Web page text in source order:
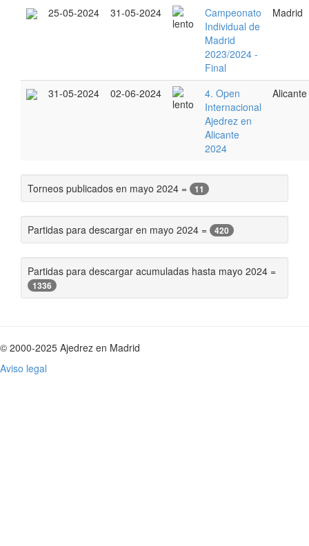
25-05-2024 31-05-2024
Campeonato
Individual de
Madrid
2023/2024 -
Final
Madrid
31-05-2024 02-06-2024
4. Open
Internacional
Ajedrez en
Alicante
2024
Alicante
Torneos publicados en mayo 2024 = 11
Partidas para descargar en mayo 2024 = 420
Partidas para descargar acumuladas hasta mayo 2024 =
1336
© 2000-2025 Ajedrez en Madrid
Aviso legal